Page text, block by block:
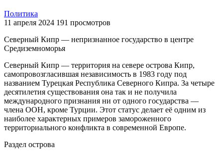
Политика
11 апреля 2024 191 просмотров
Северный Кипр — непризнанное государство в центре
Средиземноморья
Северный Кипр — территория на севере острова Кипр,
самопровозгласившая независимость в 1983 году под
названием Турецкая Республика Северного Кипра. За четыре
десятилетия существования она так и не получила
международного признания ни от одного государства —
члена ООН, кроме Турции. Этот статус делает её одним из
наиболее характерных примеров замороженного
территориального конфликта в современной Европе.
Раздел острова